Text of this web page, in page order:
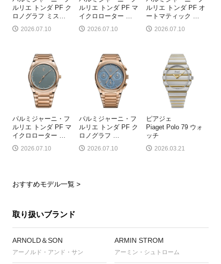
ルリエ トンダ PF ク
ロノグラフ ミス…
2026.07.10
ルリエ トンダ PF マ
イクロローター …
2026.07.10
ルリエ トンダ PF オ
ートマティック …
2026.07.10
パルミジャーニ・フ
ルリエ トンダ PF マ
イクロローター
2026.07.10
パルミジャーニ・フ
ルリエ トンダ PF ク
ロノグラフ
2026.07.10
ピアジェ
Piaget Polo 79 ウォ
ッチ
2026.03.21
おすすめモデル一覧 >
取り扱いブランド
ARNOLD＆SON
アーノルド・アンド・サン
ARMIN STROM
アーミン・シュトローム